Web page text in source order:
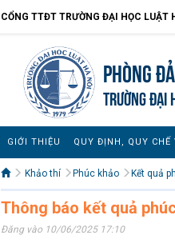
CỔNG TTĐT TRƯỜNG ĐẠI HỌC LUẬT
Phòng
TRƯỜNG ĐẠI
GIỚI THIỆU QUY ĐỊNH, QUY CHẾ
Khảo thí Phúc khảo Kết quả
Thông báo kết quả
Đăng vào 10/06/2025 17:10